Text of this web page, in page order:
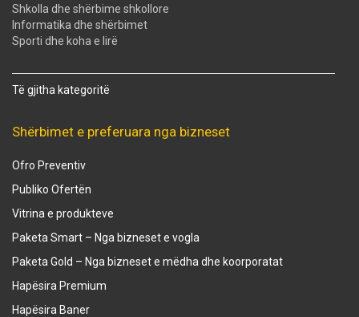
Shkolla dhe shërbime shkollore
Informatika dhe shërbimet
Sporti dhe koha e lirë
Të gjitha kategoritë
Shërbimet e preferuara nga bizneset
Ofro Preventiv
Publiko Ofertën
Vitrina e produkteve
Paketa Smart – Nga bizneset e vogla
Paketa Gold – Nga bizneset e mëdha dhe koorporatat
Hapësira Premium
Hapësira Baner